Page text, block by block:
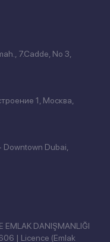
7.Cadde, No 3,
1, Москва,
Downtown Dubai,
EMLAK DANIŞMANLIĞI
| Licence (Emlak